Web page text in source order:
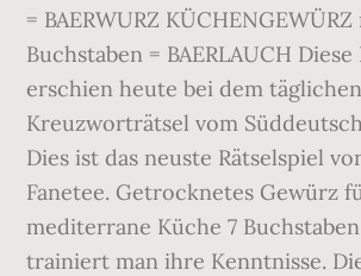
= BAERWURZ
Buchstaben = BAERLAUCH Diese
erschien heute bei dem täglichen
Kreuzworträtsel vom
Dies ist das neuste Rätselspiel
Fanetee. Getrocknetes Gewürz
mediterrane Küche 7
trainiert man ihre Kenntnisse.